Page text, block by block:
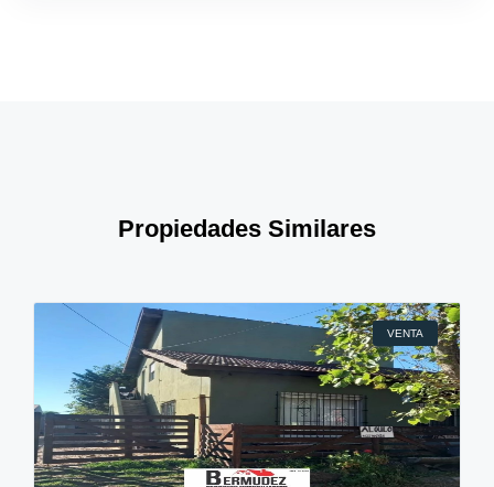
Propiedades Similares
VENTA